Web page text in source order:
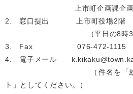
上市町企画課企画
2. 窓口提出 上市町役場2階
（平日の8時30分から
3. Fax 076-472-1115
4. 電子メール
（件名を「総合計画
ト」としてください。）